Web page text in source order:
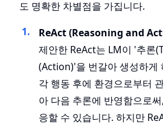
도 명확한 차별점을 가집니다.
ReAct (Reasoning and
제안한 ReAct는 LM이 '추론
(Action)'을 번갈아 생성하게
각 행동 후에 환경으로부터
아 다음 추론에 반영함으로
응할 수 있습니다. 하지만